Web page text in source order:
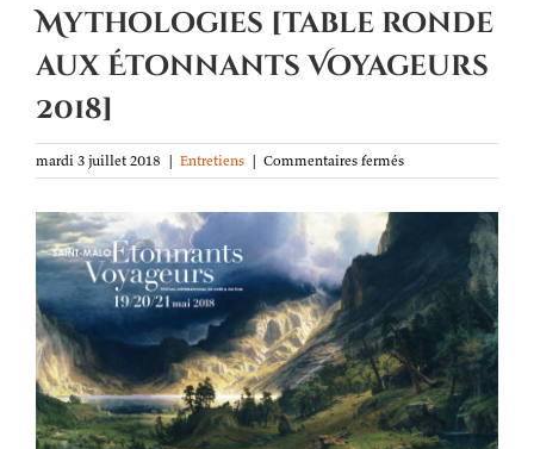
Mythologies [table ronde
aux Étonnants Voyageurs
2018]
mardi 3 juillet 2018 | Entretiens | Commentaires ferméssur
Mythologies
Voyageurs
2018]